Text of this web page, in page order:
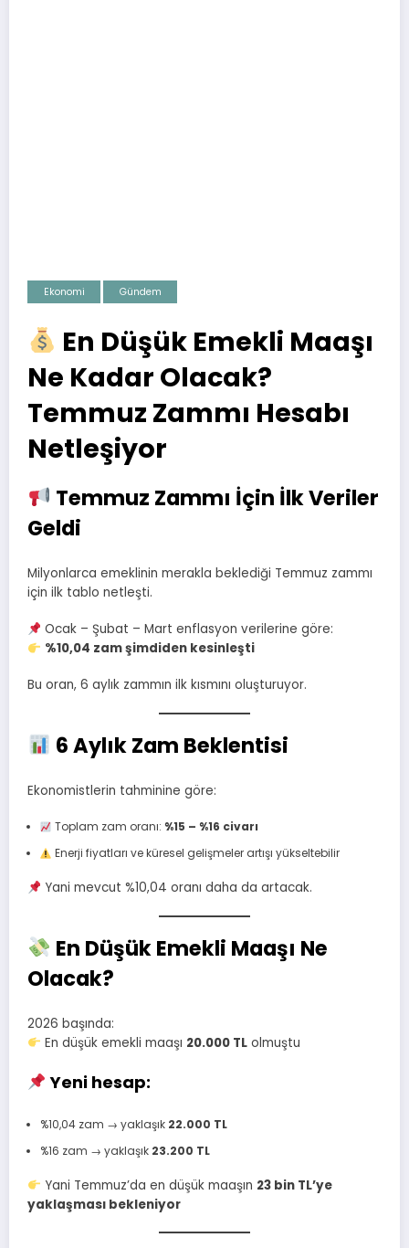
Ekonomi Gündem
En Düşük Emekli Maaşı
Ne Kadar Olacak?
Temmuz Zammı Hesabı
Netleşiyor
Temmuz Zammı İçin İlk Veriler
Geldi
Milyonlarca emeklinin merakla beklediği Temmuz zammı
için ilk tablo netleşti.
Ocak – Şubat – Mart enflasyon verilerine göre:
%10,04 zam şimdiden kesinleşti
Bu oran, 6 aylık zammın ilk kısmını oluşturuyor.
6 Aylık Zam Beklentisi
Ekonomistlerin tahminine göre:
Toplam zam oranı:%15 – %16 civarı
Enerji fiyatları ve küresel gelişmeler artışı yükseltebilir
Yani mevcut %10,04 oranı daha da artacak.
En Düşük Emekli Maaşı Ne
Olacak?
2026 başında:
En düşük emekli maaşı 20.000 TL olmuştu
Yeni hesap:
%10,04 zam → yaklaşık 22.000 TL
%16 zam → yaklaşık 23.200 TL
Yani Temmuz’da en düşük maaşın 23 bin TL’ye
yaklaşması bekleniyor